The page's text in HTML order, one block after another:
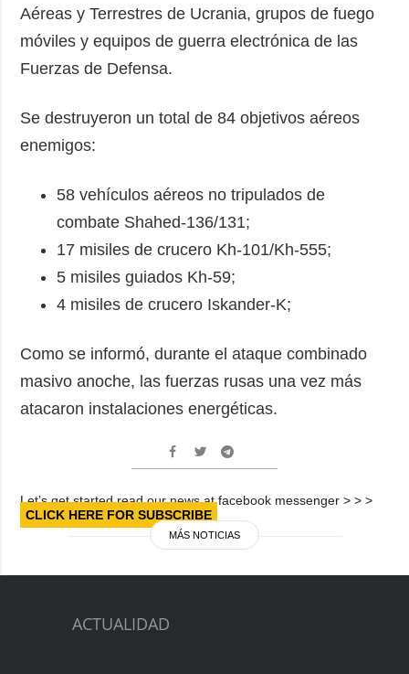
Aéreas y Terrestres de Ucrania, grupos de fuego
móviles y equipos de guerra electrónica de las
Fuerzas de Defensa.
Se destruyeron un total de 84 objetivos aéreos
enemigos:
58 vehículos aéreos no tripulados de
combate Shahed-136/131;
17 misiles de crucero Kh-101/Kh-555;
5 misiles guiados Kh-59;
4 misiles de crucero Iskander-K;
Como se informó, durante el ataque combinado
masivo anoche, las fuerzas rusas una vez más
atacaron instalaciones energéticas.
Let’s get started read our news at facebook messenger > > >
CLICK HERE FOR SUBSCRIBE
MÁS NOTICIAS
ACTUALIDAD